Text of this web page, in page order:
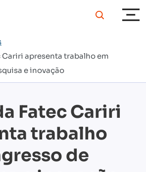
Cariri apresenta trabalho em
e inovação
Fatec Cariri
trabalho
de